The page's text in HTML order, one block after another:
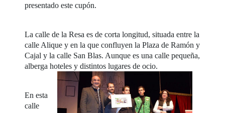
presentado este cupón.
La calle de la Resa es de corta longitud, situada entre la
calle Alique y en la que confluyen la Plaza de Ramón y
Cajal y la calle San Blas. Aunque es una calle pequeña,
alberga hoteles y distintos lugares de ocio.
En esta
calle